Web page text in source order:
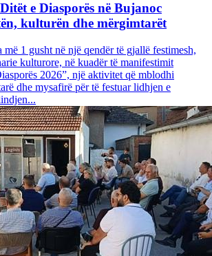
e Diasporës në Bujanoc
kulturën dhe mërgimtarët
1 gusht në një qendër të gjallë festimesh,
kulturore, në kuadër të manifestimit
2026”, një aktivitet që mblodhi
dhe mysafirë për të festuar lidhjen e